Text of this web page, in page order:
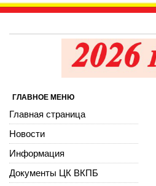
ГЛАВНОЕ МЕНЮ
Главная страница
Новости
Информация
Документы ЦК ВКПБ